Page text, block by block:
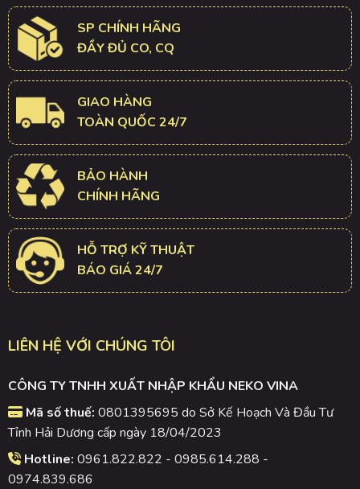
SP CHÍNH HÃNG
ĐẦY ĐỦ CO, CQ
GIAO HÀNG
TOÀN QUỐC 24/7
BẢO HÀNH
CHÍNH HÃNG
HỖ TRỢ KỸ THUẬT
BÁO GIÁ 24/7
LIÊN HỆ VỚI CHÚNG TÔI
CÔNG TY TNHH XUẤT NHẬP KHẨU NEKO VINA
Mã số thuế: 0801395695 do Sở Kế Hoạch Và Đầu Tư
Tỉnh Hải Dương cấp ngày 18/04/2023
Hotline: 0961.822.822 - 0985.614.288 -
0974.839.686